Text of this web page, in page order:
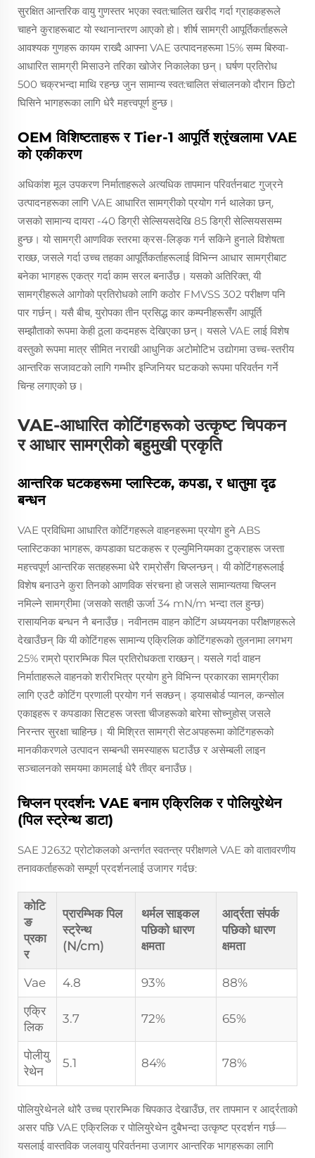
सुरक्षित आन्तरिक वायु गुणस्तर भएका स्वत:चालित खरीद गर्दा ग्राहकहरूले
चाहने कुराहरूबाट यो स्थानान्तरण आएको हो। शीर्ष सामग्री आपूर्तिकर्ताहरूले
आवश्यक गुणहरू कायम राख्दै आफ्ना VAE उत्पादनहरूमा 15% सम्म बिरुवा-
आधारित सामग्री मिसाउने तरिका खोजेर निकालेका छन्। घर्षण प्रतिरोध
500 चक्रभन्दा माथि रहन्छ जुन सामान्य स्वत:चालित संचालनको दौरान छिटो
घिसिने भागहरूका लागि धेरै महत्त्वपूर्ण हुन्छ।
OEM विशिष्टताहरू र Tier-1 आपूर्ति श्रृंखलामा VAE
को एकीकरण
अधिकांश मूल उपकरण निर्माताहरूले अत्यधिक तापमान परिवर्तनबाट गुज्रने
उत्पादनहरूका लागि VAE आधारित सामग्रीको प्रयोग गर्न थालेका छन्,
जसको सामान्य दायरा -40 डिग्री सेल्सियसदेखि 85 डिग्री सेल्सियससम्म
हुन्छ। यो सामग्री आणविक स्तरमा क्रस-लिङ्क गर्न सकिने हुनाले विशेषता
राख्छ, जसले गर्दा उच्च तहका आपूर्तिकर्ताहरूलाई विभिन्न आधार सामग्रीबाट
बनेका भागहरू एकत्र गर्दा काम सरल बनाउँछ। यसको अतिरिक्त, यी
सामग्रीहरूले आगोको प्रतिरोधको लागि कठोर FMVSS 302 परीक्षण पनि
पार गर्छन्। यसै बीच, युरोपका तीन प्रसिद्ध कार कम्पनीहरूसँग आपूर्ति
सम्झौताको रूपमा केही ठूला कदमहरू देखिएका छन्। यसले VAE लाई विशेष
वस्तुको रूपमा मात्र सीमित नराखी आधुनिक अटोमोटिभ उद्योगमा उच्च-स्तरीय
आन्तरिक सजावटको लागि गम्भीर इन्जिनियर घटकको रूपमा परिवर्तन गर्ने
चिन्ह लगाएको छ।
VAE-आधारित कोटिंगहरूको उत्कृष्ट चिपकन
र आधार सामग्रीको बहुमुखी प्रकृति
आन्तरिक घटकहरूमा प्लास्टिक, कपडा, र धातुमा दृढ
बन्धन
VAE प्रविधिमा आधारित कोटिंगहरूले वाहनहरूमा प्रयोग हुने ABS
प्लास्टिकका भागहरू, कपडाका घटकहरू र एल्युमिनियमका टुक्राहरू जस्ता
महत्त्वपूर्ण आन्तरिक सतहहरूमा धेरै राम्रोसँग चिप्लन्छन्। यी कोटिंगहरूलाई
विशेष बनाउने कुरा तिनको आणविक संरचना हो जसले सामान्यतया चिप्लन
नमिल्ने सामग्रीमा (जसको सतही ऊर्जा 34 mN/m भन्दा तल हुन्छ)
रासायनिक बन्धन नै बनाउँछ। नवीनतम वाहन कोटिंग अध्ययनका परीक्षणहरूले
देखाउँछन् कि यी कोटिंगहरू सामान्य एक्रिलिक कोटिंगहरूको तुलनामा लगभग
25% राम्रो प्रारम्भिक पिल प्रतिरोधकता राख्छन्। यसले गर्दा वाहन
निर्माताहरूले वाहनको शरीरभित्र प्रयोग हुने विभिन्न प्रकारका सामग्रीका
लागि एउटै कोटिंग प्रणाली प्रयोग गर्न सक्छन्। ड्यासबोर्ड प्यानल, कन्सोल
एकाइहरू र कपडाका सिटहरू जस्ता चीजहरूको बारेमा सोच्नुहोस् जसले
निरन्तर सुरक्षा चाहिन्छ। यी मिश्रित सामग्री सेटअपहरूमा कोटिंगहरूको
मानकीकरणले उत्पादन सम्बन्धी समस्याहरू घटाउँछ र असेम्बली लाइन
सञ्चालनको समयमा कामलाई धेरै तीव्र बनाउँछ।
चिप्लन प्रदर्शन: VAE बनाम एक्रिलिक र पोलियुरेथेन
(पिल स्ट्रेन्थ डाटा)
SAE J2632 प्रोटोकलको अन्तर्गत स्वतन्त्र परीक्षणले VAE को वातावरणीय
तनावकर्ताहरूको सम्पूर्ण प्रदर्शनलाई उजागर गर्दछ:
कोटि
ङ
प्रका
र
प्रारम्भिक पिल
स्ट्रेन्थ
(N/cm)
थर्मल साइकल
पछिको धारण
क्षमता
आर्द्रता संपर्क
पछिको धारण
क्षमता
Vae 4.8 93%
88%
एक्रि
लिक
3.7 72% 65%
पोलीयु
रेथेन
5.1 84% 78%
पोलियुरेथेनले थोरै उच्च प्रारम्भिक चिपकाउ देखाउँछ, तर तापमान र आर्द्रताको
असर पछि VAE एक्रिलिक र पोलियुरेथेन दुबैभन्दा उत्कृष्ट प्रदर्शन गर्छ—
यसलाई वास्तविक जलवायु परिवर्तनमा उजागर आन्तरिक भागहरूका लागि